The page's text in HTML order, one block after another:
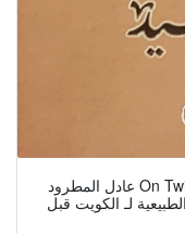
عادل المطرود On Twitter من كتاب تاريخ الكويت لمؤلفه الشيخ
لـ الكويت قبل